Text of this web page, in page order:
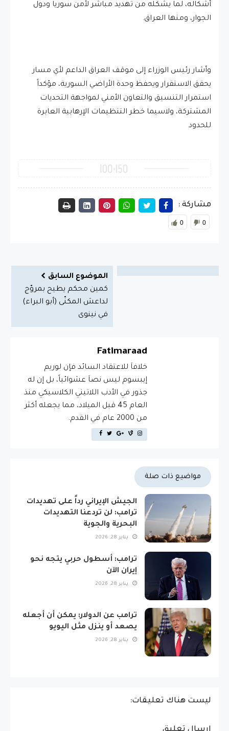
أشكاله، لما يشكّله من تهديد مباشر لأمن سوريا ودول
الجوار، ومنها العراق.
وأشار رئيس الوزراء إلى موقف العراق الداعم لأي مسار
يحقق الاستقرار ويحفظ وحدة الأراضي السورية، مؤكداً
استمرار التنسيق والتعاون الأمني لمواجهة التحديات
المشتركة، ولاسيما خطر التنظيمات الإرهابية العابرة
للحدود
مشاركة :
0 0
الموضوع السابق
كمين محكم يطيح بمروّج
لداعش المكنّى (أبو البراء)
في نينوى
Fatimaraad
خلافاَ للاعتقاد السائد فإن لوريم
إيبسوم ليس نصاَ عشوائياً، بل إن له
جذور في الأدب اللاتيني الكلاسيكي منذ
العام 45 قبل الميلاد، مما يجعله أكثر
من 2000 عام في القدم.
مواضيع ذات صلة
الجيش الإيراني رداً على تهديدات
ترامب: لن تردعنا التهديدات
البحرية والجوية
يناير 28, 2026
ترامب: أسطول حربي يتجه نحو
إيران الآن
يناير 28, 2026
ترامب عن الدولار: يمكن أن أجعله
يصعد أو ينزل مثل اليويو
يناير 28, 2026
ليست هناك تعليقات: